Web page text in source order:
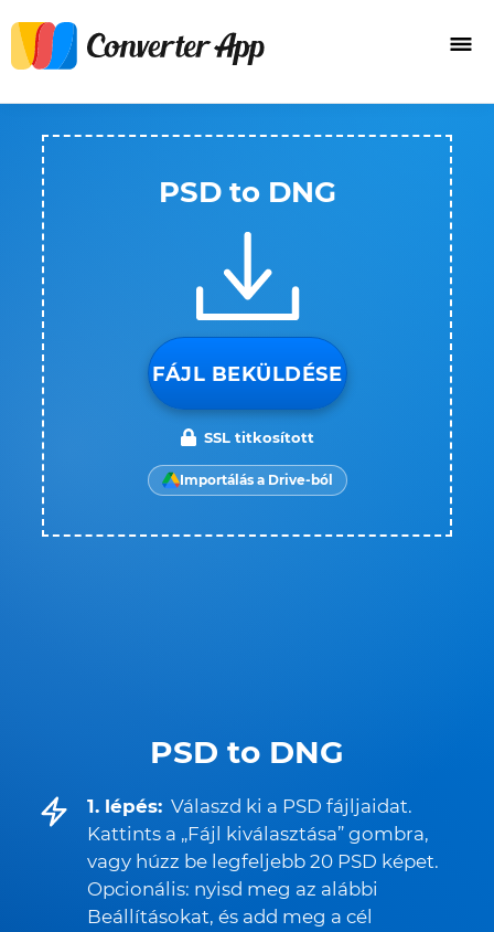
PSD to DNG
1. lépés: Válaszd ki a PSD fájljaidat.
Kattints a „Fájl kiválasztása” gombra,
vagy húzz be legfeljebb 20 PSD képet.
Opcionális: nyisd meg az alábbi
Beállításokat, és add meg a cél
PSD to DNG
FÁJL BEKÜLDÉSE
SSL titkosított
Importálás a Drive-ból